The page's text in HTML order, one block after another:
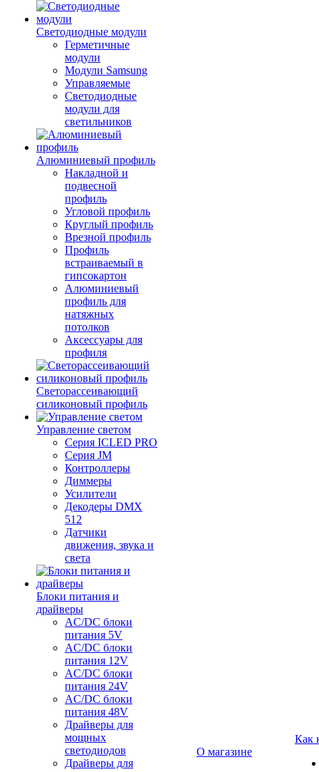
Светодиодные модули
Герметичные
модули
Модули Samsung
Управляемые
Светодиодные
модули для
светильников
Алюминиевый профиль
Накладной и
подвесной
профиль
Угловой профиль
Круглый профиль
Врезной профиль
Профиль
встраиваемый в
гипсокартон
Алюминиевый
профиль для
натяжных
потолков
Аксессуары для
профиля
Светорассеивающий
силиконовый профиль
Управление светом
Серия ICLED PRO
Серия JM
Контроллеры
Диммеры
Усилители
Декодеры DMX
512
Датчики
движения, звука и
света
Блоки питания и
драйверы
AC/DC блоки
питания 5V
AC/DC блоки
питания 12V
AC/DC блоки
питания 24V
AC/DC блоки
питания 48V
Драйверы для
мощных
светодиодов
Драйверы для
О магазине
Как